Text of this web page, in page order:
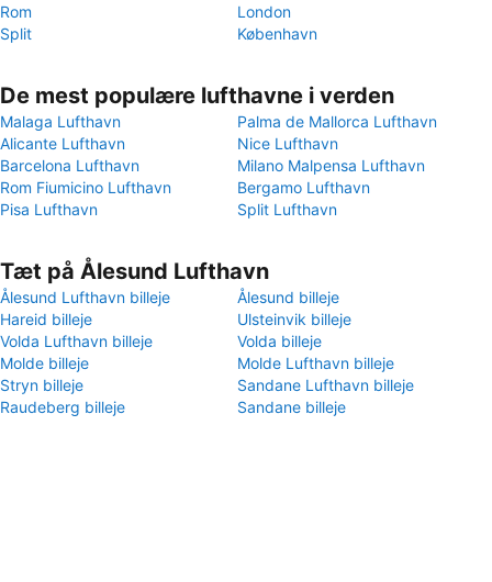
Rom
London
Split
København
De mest populære lufthavne i verden
Malaga Lufthavn
Palma de Mallorca Lufthavn
Alicante Lufthavn
Nice Lufthavn
Barcelona Lufthavn
Milano Malpensa Lufthavn
Rom Fiumicino Lufthavn
Bergamo Lufthavn
Pisa Lufthavn
Split Lufthavn
Tæt på Ålesund Lufthavn
Ålesund Lufthavn billeje
Ålesund billeje
Hareid billeje
Ulsteinvik billeje
Volda Lufthavn billeje
Volda billeje
Molde billeje
Molde Lufthavn billeje
Stryn billeje
Sandane Lufthavn billeje
Raudeberg billeje
Sandane billeje